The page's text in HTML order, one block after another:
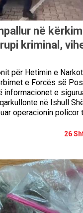
në kërkim
kriminal,
për Hetimin e
e Forcës së
informacionet e
në Ishull
operacionin policor
26